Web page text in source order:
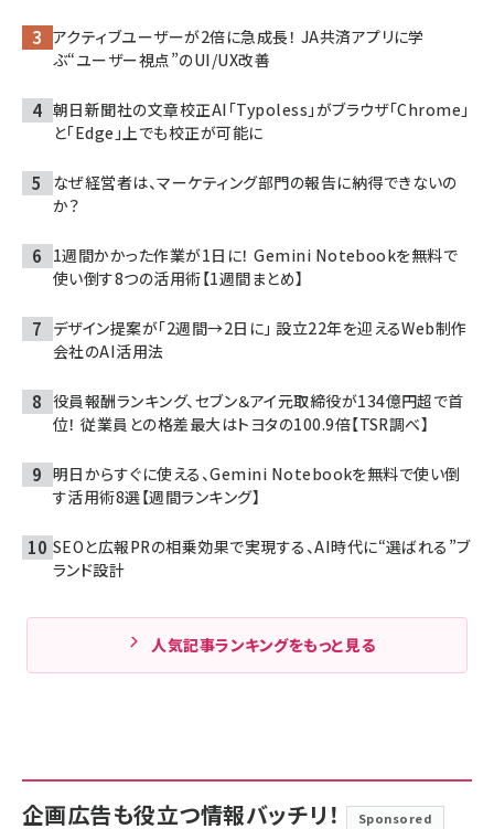
アクティブユーザーが2倍に急成長！ JA共済アプリに学
ぶ“ユーザー視点”のUI/UX改善
朝日新聞社の文章校正AI「Typoless」がブラウザ「Chrome」
と「Edge」上でも校正が可能に
なぜ経営者は、マーケティング部門の報告に納得できないの
か？
1週間かかった作業が1日に！ Gemini Notebookを無料で
使い倒す8つの活用術【1週間まとめ】
デザイン提案が「2週間→2日に」 設立22年を迎えるWeb制作
会社のAI活用法
役員報酬ランキング、セブン＆アイ元取締役が134億円超で首
位！ 従業員との格差最大はトヨタの100.9倍【TSR調べ】
明日からすぐに使える、Gemini Notebookを無料で使い倒
す活用術8選【週間ランキング】
SEOと広報PRの相乗効果で実現する、AI時代に“選ばれる”ブ
ランド設計
人気記事ランキングをもっと見る
企画広告も役立つ情報バッチリ！ Sponsored